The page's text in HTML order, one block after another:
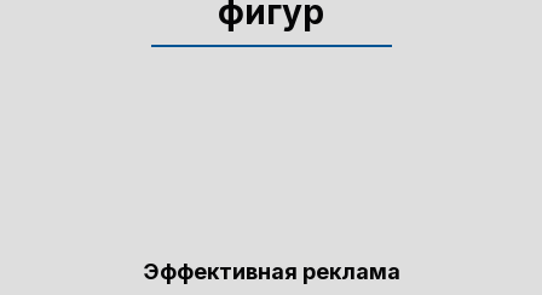
фигур
Эффективная реклама